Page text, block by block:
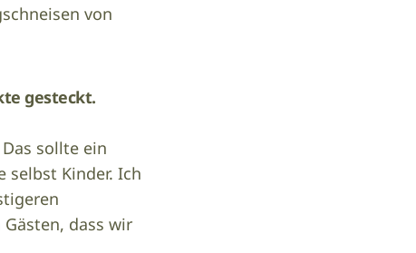
von
gesteckt.
sollte ein
selbst Kinder. Ich
dass wir